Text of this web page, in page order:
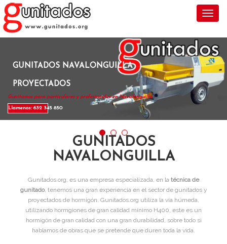
GUNITADOS NAVALONGUILLA
PROYECTADOS
Gunitamos para particulares y profesionales en Navalonguilla .
Llamenos: 632 345 850
GUNITADOS
NAVALONGUILLA
Gunitados.org, es una empresa especializada, en la técnica de
gunitado, tenemos una gran experiencia en el sector de gunitados y
proyectados de hormigón. Gunitados.org utiliza la vía húmeda,
utilizando hormgiones de gran calidad mínimo H400, este es un
hormigón de gran calidad con una gran durabilidad, sobre todo si
hablamos de obras que se pretende que duren toda la vida.